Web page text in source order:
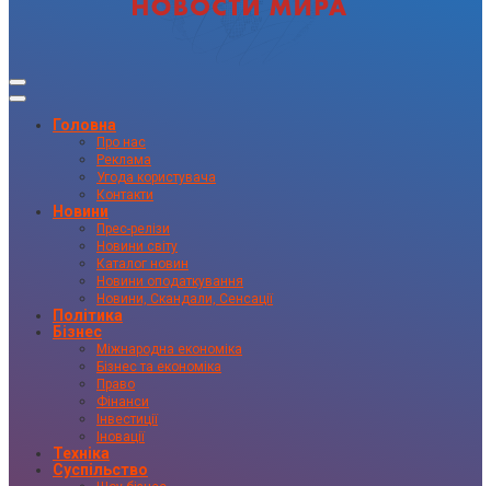
Головна
Про нас
Реклама
Угода користувача
Контакти
Новини
Прес-релізи
Новини світу
Каталог новин
Новини оподаткування
Новини, Скандали, Сенсації
Політика
Бізнес
Міжнародна економіка
Бізнес та економіка
Право
Фінанси
Інвестиції
Іновації
Техніка
Суспільство